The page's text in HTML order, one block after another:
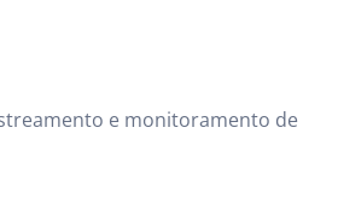
e monitoramento de